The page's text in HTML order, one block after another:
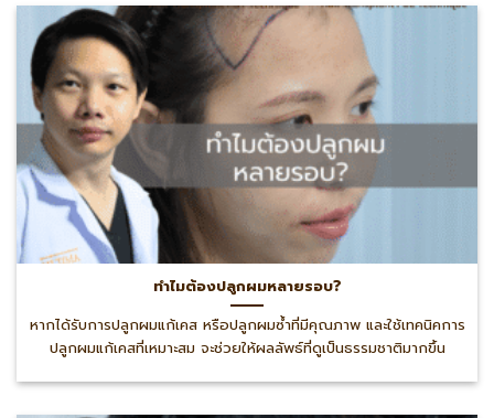
ทำไมต้องปลูกผมหลายรอบ?
หากได้รับการปลูกผมแก้เคส หรือปลูกผมซ้ำที่มีคุณภาพ และใช้เทคนิคการ
ปลูกผมแก้เคสที่เหมาะสม จะช่วยให้ผลลัพธ์ที่ดูเป็นธรรมชาติมากขึ้น